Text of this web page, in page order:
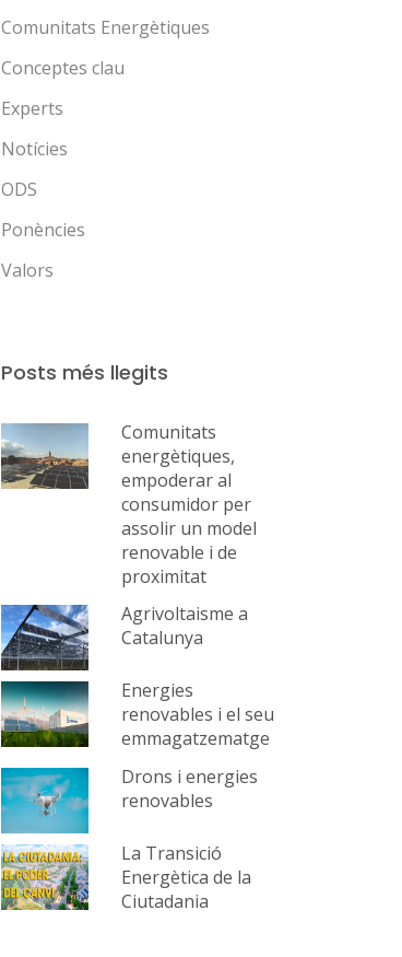
Comunitats Energètiques
Conceptes clau
Experts
Notícies
ODS
Ponències
Valors
Posts més llegits
Comunitats
energètiques,
empoderar al
consumidor per
assolir un model
renovable i de
proximitat
Agrivoltaisme a
Catalunya
Energies
renovables i el seu
emmagatzematge
Drons i energies
renovables
La Transició
Energètica de la
Ciutadania